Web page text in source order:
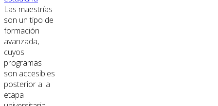
Las maestrías
son un tipo de
formación
avanzada,
cuyos
programas
son accesibles
posterior a la
etapa